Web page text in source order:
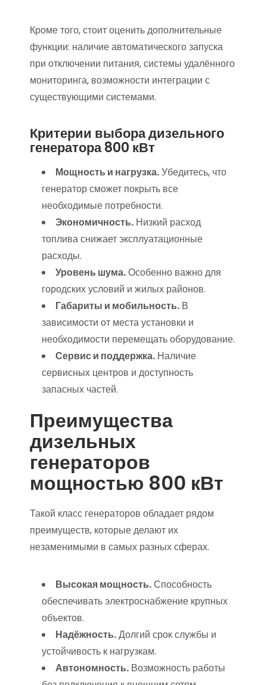
Кроме того, стоит оценить дополнительные
функции: наличие автоматического запуска
при отключении питания, системы удалённого
мониторинга, возможности интеграции с
существующими системами.
Критерии выбора дизельного
генератора 800 кВт
Мощность и нагрузка.Убедитесь, что
генератор сможет покрыть все
необходимые потребности.
Экономичность. Низкий расход
топлива снижает эксплуатационные
расходы.
Уровень шума.Особенно важно для
городских условий и жилых районов.
Габариты и мобильность. В
зависимости от места установки и
необходимости перемещать оборудование.
Сервис и поддержка. Наличие
сервисных центров и доступность
запасных частей.
Преимущества
дизельных
генераторов
мощностью 800 кВт
Такой класс генераторов обладает рядом
преимуществ, которые делают их
незаменимыми в самых разных сферах.
Высокая мощность.Способность
обеспечивать электроснабжение крупных
объектов.
Надёжность.Долгий срок службы и
устойчивость к нагрузкам.
Автономность. Возможность работы